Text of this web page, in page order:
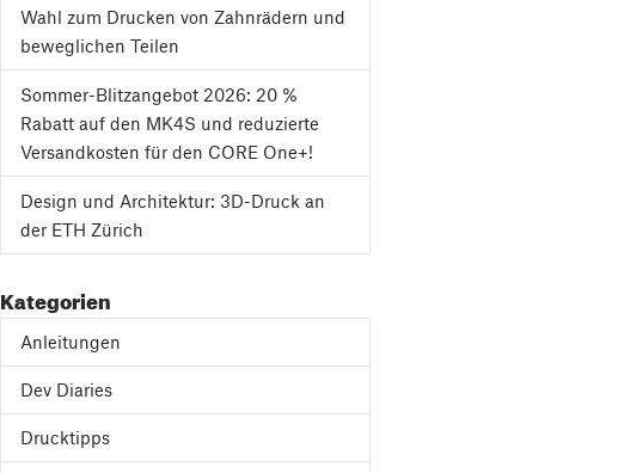
Wahl zum Drucken von Zahnrädern und
beweglichen Teilen
Sommer-Blitzangebot 2026: 20 %
Rabatt auf den MK4S und reduzierte
Versandkosten für den CORE One+!
Design und Architektur: 3D-Druck an
der ETH Zürich
Kategorien
Anleitungen
Dev Diaries
Drucktipps